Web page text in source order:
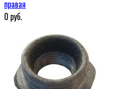
правая
0руб.